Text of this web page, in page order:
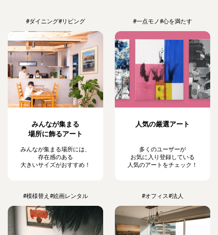
#ダイニング#リビング
みんなが集まる
場所に飾るアート
みんなが集まる場所には、
存在感のある
大きいサイズがおすすめ！
#一点モノ#心を満たす
人気の厳選アート
多くのユーザーが
お気に入り登録している
人気のアートをチェック！
#模様替え #絵画レンタル #オフィス#法人